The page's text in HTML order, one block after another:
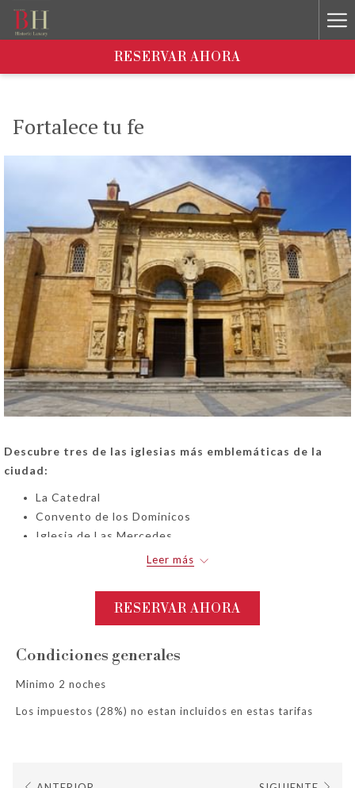
RESERVAR AHORA
Fortalece tu fe
Descubre tres de las iglesias más emblemáticas de la
ciudad:
La Catedral
Convento de los Dominicos
Iglesia de Las Mercedes
Tour guiado privado en la Catedral y su museo
Tour guiado privado en el Convento de los Dominicos,
incluyendo su biblioteca
Tour guiado privado en la Iglesia de Las Mercedes
Refrigerios durante la experiencia
Souvenir de cortesía en cada iglesia visitada
VALOR AGREGADO
históricos y culturales.
Leer más
RESERVAR AHORA
Condiciones generales
Minimo 2 noches
Los impuestos (28%) no estan incluidos en estas tarifas